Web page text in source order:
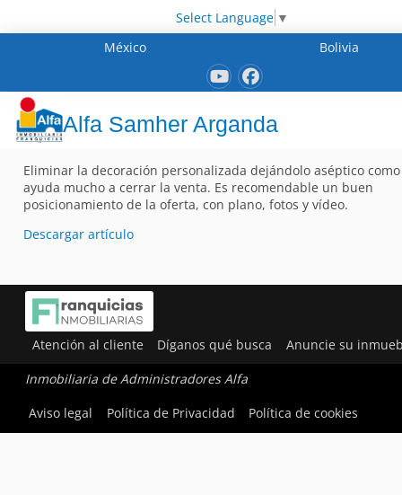
Select Language ▼
México
Bolivia
Alfa Samher Arganda
Eliminar la decoración personalizada dejándolo aséptico
ayuda mucho a cerrar la venta. Es recomendable un buen
posicionamiento de la oferta, con plano, fotos y vídeo.
Descargar artículo
Atención al cliente Díganos qué busca Anuncie su
Inmobiliaria de Administradores Alfa
Aviso legal
Política de Privacidad Política de cookies